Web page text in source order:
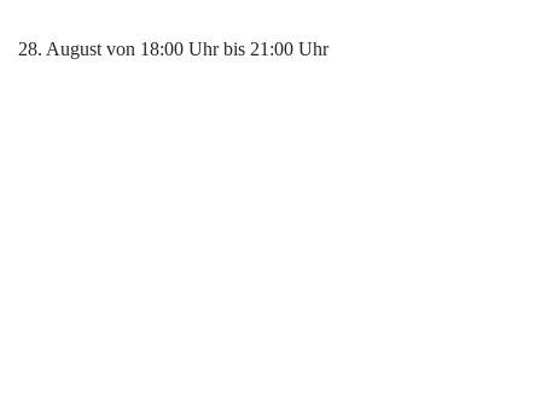
28. August von 18:00 Uhrbis 21:00 Uhr